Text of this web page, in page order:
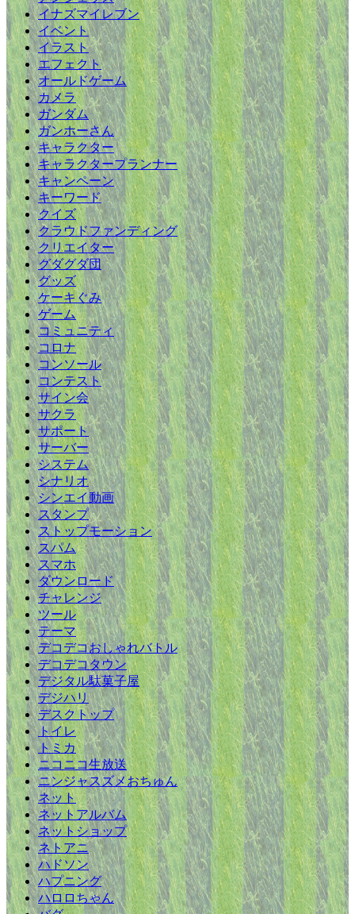
イナズマイレブン
イベント
イラスト
エフェクト
オールドゲーム
カメラ
ガンダム
ガンホーさん
キャラクター
キャラクタープランナー
キャンペーン
キーワード
クイズ
クラウドファンディング
クリエイター
グダグダ団
グッズ
ケーキぐみ
ゲーム
コミュニティ
コロナ
コンソール
コンテスト
サイン会
サクラ
サポート
サーバー
システム
シナリオ
シンエイ動画
スタンプ
ストップモーション
スパム
スマホ
ダウンロード
チャレンジ
ツール
テーマ
デコデコおしゃれバトル
デコデコタウン
デジタル駄菓子屋
デジハリ
デスクトップ
トイレ
トミカ
ニコニコ生放送
ニンジャスズメおちゅん
ネット
ネットアルバム
ネットショップ
ネトアニ
ハドソン
ハプニング
ハロロちゃん